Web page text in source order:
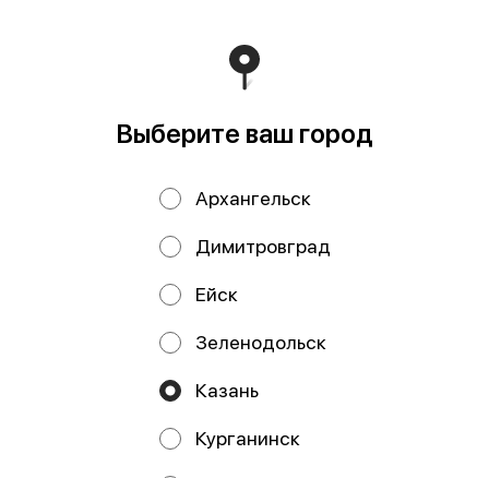
Мы рекомендуем
Икра горбуши 100
Икра горбуши 200
Выберите ваш город
Архангельск
Димитровград
Ейск
Зеленодольск
Казань
Курганинск